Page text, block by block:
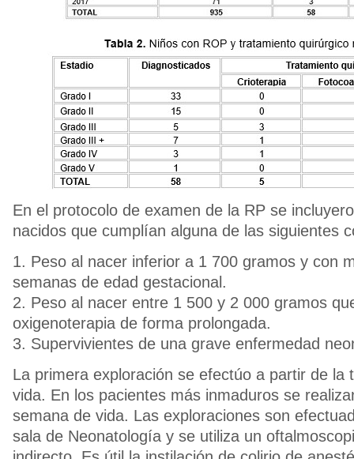
En el protocolo de examen de la RP se
nacidos que cumplían alguna de las siguientes
1. Peso al nacer inferior a 1 700 gramos y con
semanas de edad gestacional.
2. Peso al nacer entre 1 500 y 2 000 gramos
oxigenoterapia de forma prolongada.
3. Supervivientes de una grave enfermedad
La primera exploración se efectúo a partir de la
vida. En los pacientes más inmaduros se
semana de vida. Las exploraciones son
sala de Neonatología y se utiliza un